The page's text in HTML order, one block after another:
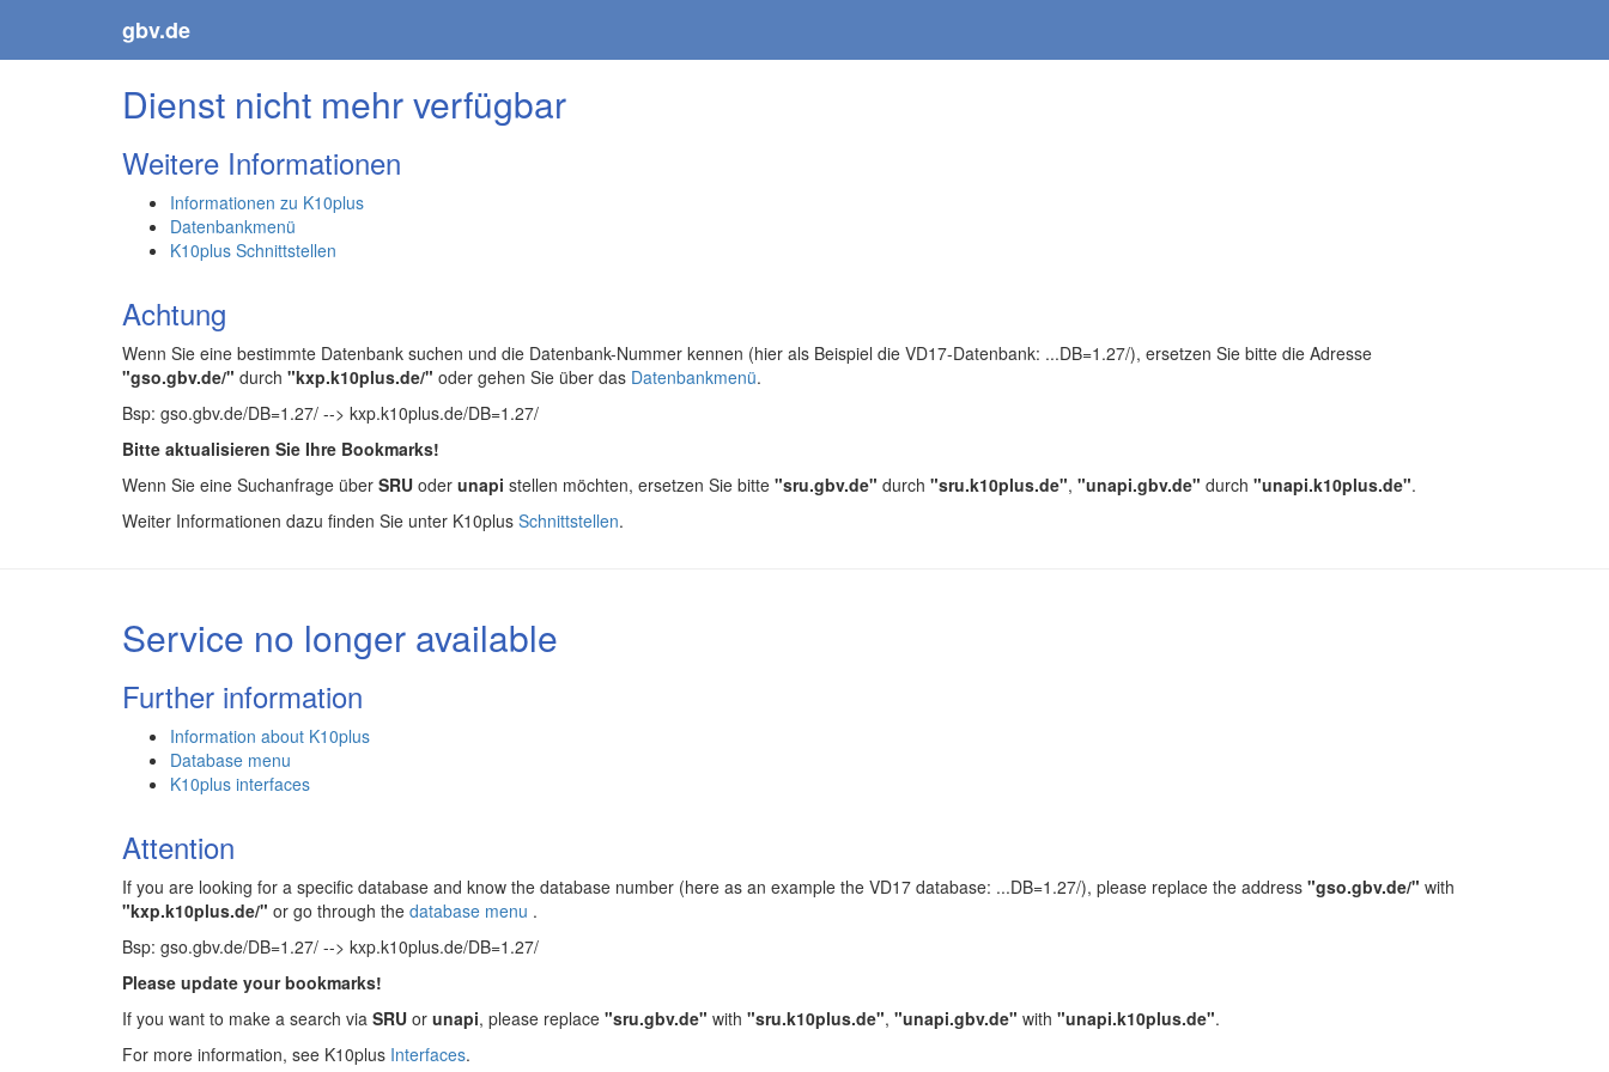
gbv.de
Dienst nicht mehr verfügbar
Weitere Informationen
Informationen zu K10plus
Datenbankmenü
K10plus Schnittstellen
Achtung
Wenn Sie eine bestimmte Datenbank suchen und die Datenbank-Nummer kennen (hier als Beispiel die VD17-Datenbank: ...DB=1.27/), ersetzen Sie bitte die Adresse
"gso.gbv.de/" durch "kxp.k10plus.de/" oder gehen Sie über das Datenbankmenü.
Bsp: gso.gbv.de/DB=1.27/ --> kxp.k10plus.de/DB=1.27/
Bitte aktualisieren Sie Ihre Bookmarks!
Wenn Sie eine Suchanfrage über SRU oder unapi stellen möchten, ersetzen Sie bitte "sru.gbv.de" durch "sru.k10plus.de", "unapi.gbv.de" durch "unapi.k10plus.de".
Weiter Informationen dazu finden Sie unter K10plus Schnittstellen.
Service no longer available
Further information
Information about K10plus
Database menu
K10plus interfaces
Attention
If you are looking for a specific database and know the database number (here as an example the VD17 database: ...DB=1.27/), please replace the address "gso.gbv.de/" with
"kxp.k10plus.de/" or go through the database menu .
Bsp: gso.gbv.de/DB=1.27/ --> kxp.k10plus.de/DB=1.27/
Please update your bookmarks!
If you want to make a search via SRU or unapi, please replace "sru.gbv.de" with "sru.k10plus.de", "unapi.gbv.de" with "unapi.k10plus.de".
For more information, see K10plus Interfaces.